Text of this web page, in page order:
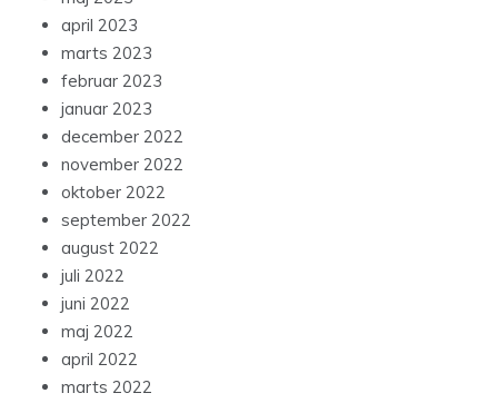
april 2023
marts 2023
februar 2023
januar 2023
december 2022
november 2022
oktober 2022
september 2022
august 2022
juli 2022
juni 2022
maj 2022
april 2022
marts 2022